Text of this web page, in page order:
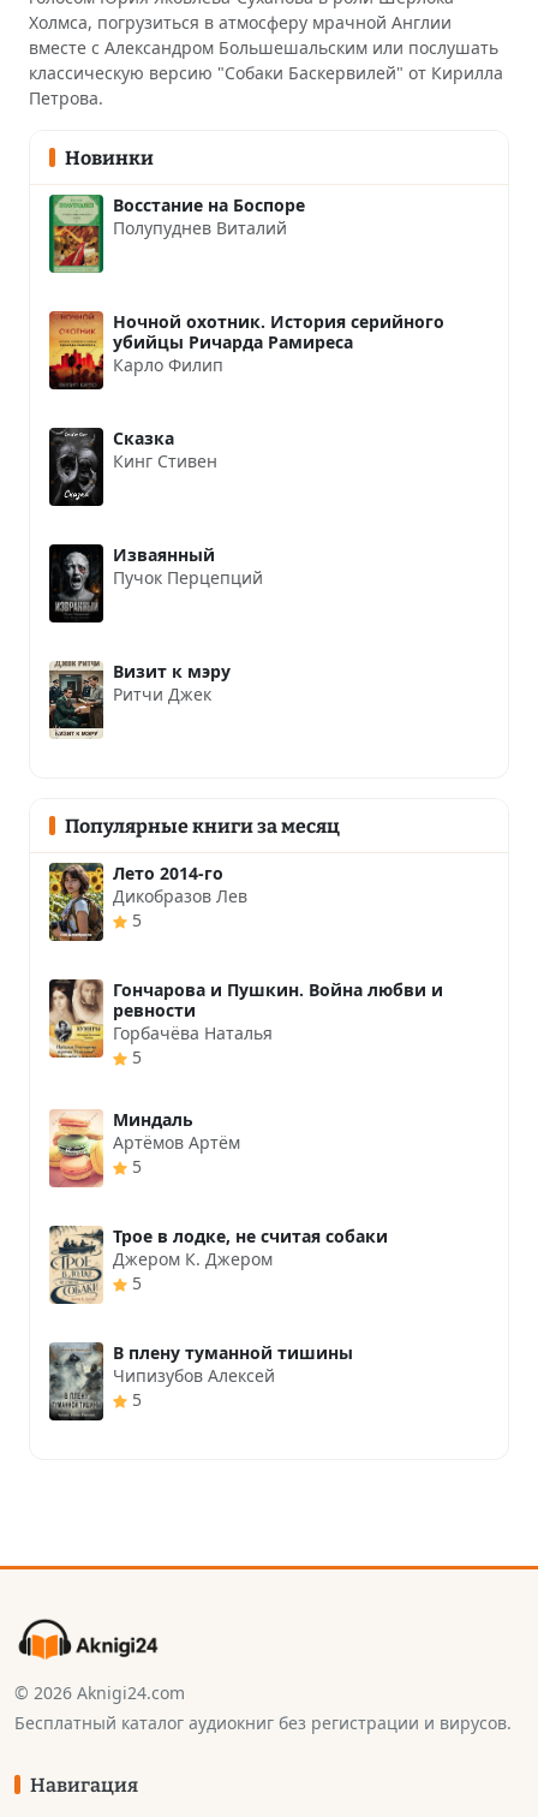
Холмса, погрузиться в атмосферу мрачной Англии
вместе с Александром Большешальским или послушать
классическую версию "Собаки Баскервилей" от Кирилла
Петрова.
Новинки
Восстание на Боспоре
Полупуднев Виталий
Ночной охотник. История серийного
убийцы Ричарда Рамиреса
Карло Филип
Сказка
Кинг Стивен
Изваянный
Пучок Перцепций
Визит к мэру
Ритчи Джек
Популярные книги за месяц
Лето 2014-го
Дикобразов Лев
5
Гончарова и Пушкин. Война любви и
ревности
Горбачёва Наталья
5
Миндаль
Артёмов Артём
5
Трое в лодке, не считая собаки
Джером К. Джером
5
В плену туманной тишины
Чипизубов Алексей
5
© 2026 Aknigi24.com
Бесплатный каталог аудиокниг без регистрации и вирусов.
Навигация